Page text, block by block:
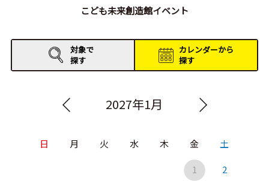
こども未来創造館イベント
対象で
探す
カレンダーから
探す
2027年1月
日 月 火 水 木 金 土
1 2